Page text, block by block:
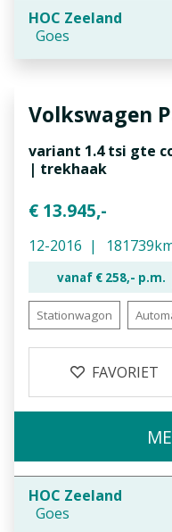
HOC Zeeland
Goes
Volkswagen
variant 1.4 tsi gte
| trekhaak
€ 13.945,-
12-2016
vanaf € 258,- p.m.
Stationwagon
FAVORIET
HOC Zeeland
Goes